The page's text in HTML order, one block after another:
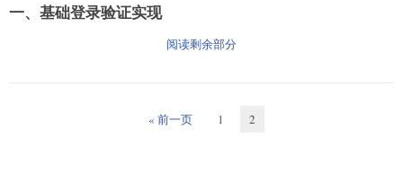
一、基础登录验证实现
阅读剩余部分
« 前一页 1 2